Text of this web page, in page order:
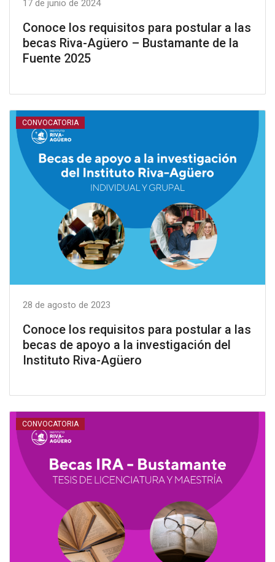
17 de junio de 2024
Conoce los requisitos para postular a las
becas Riva-Agüero – Bustamante de la
Fuente 2025
CONVOCATORIA
28 de agosto de 2023
Conoce los requisitos para postular a las
becas de apoyo a la investigación del
Instituto Riva-Agüero
CONVOCATORIA